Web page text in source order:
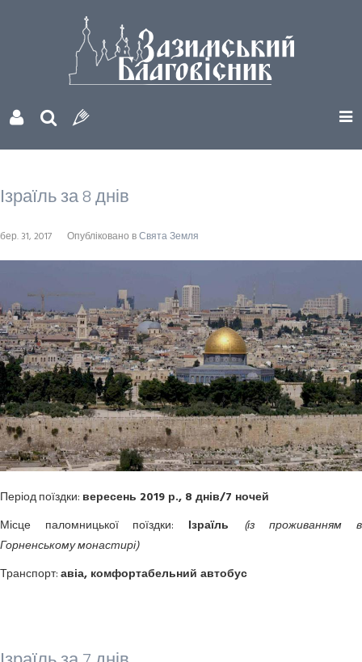
Ізраїль за 8 днів
бер. 31, 2017 Опубліковано вСвята Земля
Період поїздки: вересень 2019 р., 8 днів/7 ночей
Місце паломницької поїздки: Ізраїль (із проживанням в
Горненськомумонастирі)
Транспорт:авіа, комфортабельний автобус